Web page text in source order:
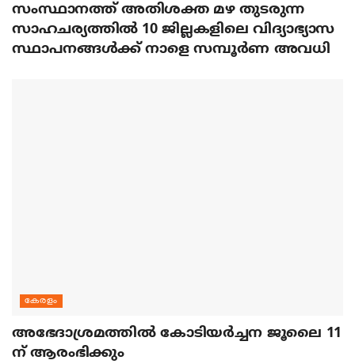
സംസ്ഥാനത്ത് അതിശക്ത മഴ തുടരുന്ന
സാഹചര്യത്തിൽ 10 ജില്ലകളിലെ വിദ്യാഭ്യാസ
സ്ഥാപനങ്ങൾക്ക് നാളെ സമ്പൂർണ അവധി
കേരളം
അഭേദാശ്രമത്തില്‍ കോടിയര്‍ച്ചന ജൂലൈ 11
ന് ആരംഭിക്കും